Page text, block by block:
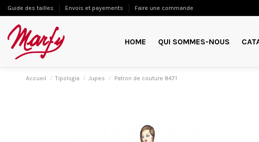
Guide des tailles Envois et payements Faire une commande
HOME QUI SOMMES-NOUS
Accueil Tipologia Jupes Patron de couture 8471